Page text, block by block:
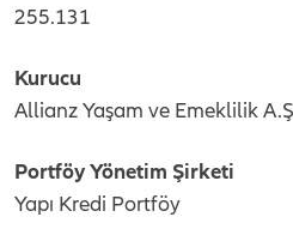
255.131
Kurucu
Allianz Yaşam ve Emeklilik
Portföy Yönetim Şirketi
Yapı Kredi Portföy